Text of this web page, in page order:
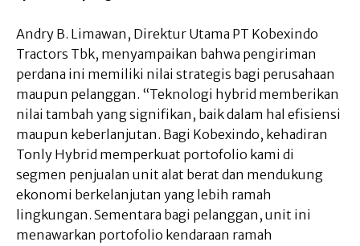
Andry B. Limawan, Direktur Utama PT Kobexindo
Tractors Tbk, menyampaikan bahwa pengiriman
perdana ini memiliki nilai strategis bagi perusahaan
maupun pelanggan. “Teknologi hybrid memberikan
nilai tambah yang signifikan, baik dalam hal efisiensi
maupun keberlanjutan. Bagi Kobexindo, kehadiran
Tonly Hybrid memperkuat portofolio kami di
segmen penjualan unit alat berat dan mendukung
ekonomi berkelanjutan yang lebih ramah
lingkungan. Sementara bagi pelanggan, unit ini
menawarkan portofolio kendaraan ramah